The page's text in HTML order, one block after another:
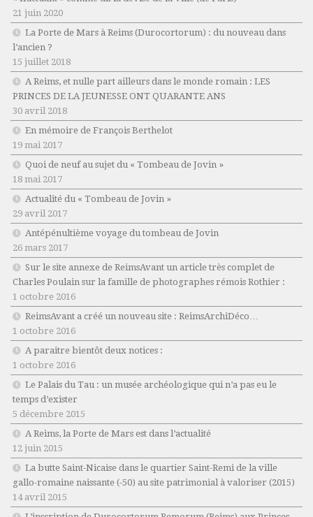
21 juin 2020
La Porte de Mars à Reims (Durocortorum) : du nouveau dans
l’ancien ?
15 juillet 2018
A Reims, et nulle part ailleurs dans le monde romain : LES
PRINCES DE LA JEUNESSE ONT QUARANTE ANS
30 avril 2018
En mémoire de François Berthelot
19 mai 2017
Quoi de neuf au sujet du « Tombeau de Jovin »
18 mai 2017
Actualité du « Tombeau de Jovin »
29 avril 2017
Antépénultième voyage du tombeau de Jovin
26 mars 2017
Sur le site annexe de ReimsAvant un article très complet de
Charles Poulain sur la famille de photographes rémois Rothier :
1 octobre 2016
ReimsAvant a créé un nouveau site : ReimsArchiDéco…
1 octobre 2016
A paraitre bientôt deux notices :
1 octobre 2016
Le Palais du Tau : un musée archéologique qui n’a pas eu le
temps d’exister
5 décembre 2015
A Reims, la Porte de Mars est dans l’actualité
12 juin 2015
La butte Saint-Nicaise dans le quartier Saint-Remi de la ville
gallo-romaine naissante (-50) au site patrimonial à valoriser (2015)
14 avril 2015